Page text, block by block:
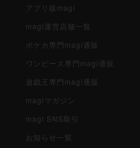
アプリ版magi
magi運営店舗一覧
ポケカ専門magi通販
ワンピース専門magi通販
遊戯王専門magi通販
magiマガジン
magi SNS取引
お知らせ一覧